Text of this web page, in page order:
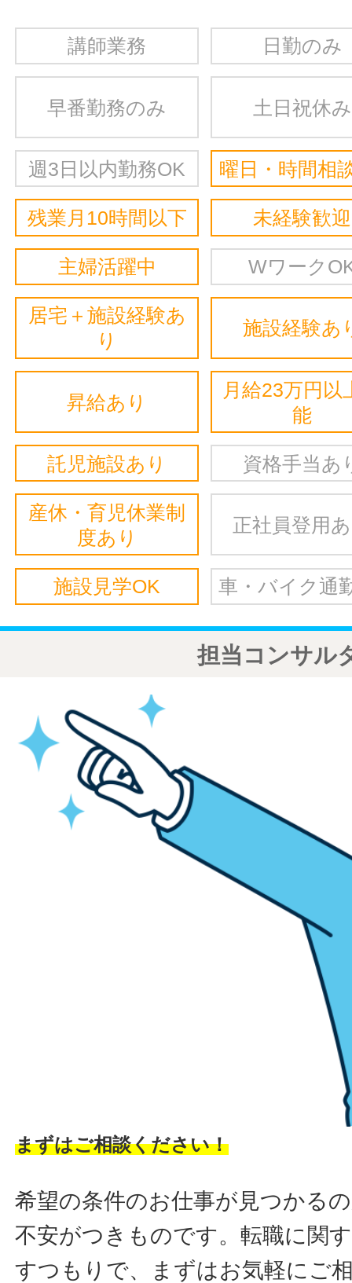
講師業務 日勤のみ
早番勤務のみ 土日祝休み
週3日以内勤務OK 曜日・時間相
残業月10時間以下 未経験歓迎
主婦活躍中 Wワーク
居宅＋施設経験あ
り
施設経験あ
昇給あり
月給23万円以
能
託児施設あり 資格手当あ
産休・育児休業制
度あり
正社員登用
施設見学OK 車・バイク通
担当コンサル
まずはご相談ください！
希望の条件のお仕事が見つかる
不安がつきものです。転職に関
すつもりで、まずはお気軽にご